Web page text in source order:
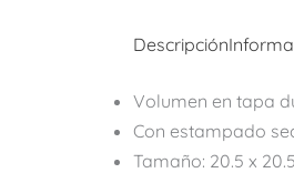
Descripción
Volumen en tapa
Con estampado
Tamaño: 20.5 x